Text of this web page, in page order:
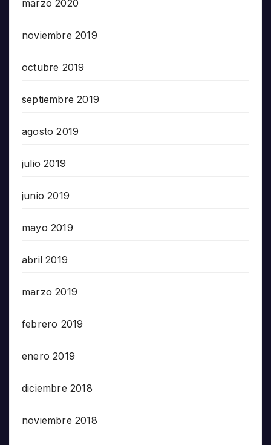
marzo 2020
noviembre 2019
octubre 2019
septiembre 2019
agosto 2019
julio 2019
junio 2019
mayo 2019
abril 2019
marzo 2019
febrero 2019
enero 2019
diciembre 2018
noviembre 2018